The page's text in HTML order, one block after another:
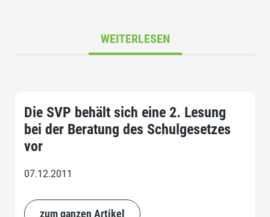
WEITERLESEN
Die SVP behält sich eine 2. Lesung
bei der Beratung des Schulgesetzes
vor
07.12.2011
zum ganzen Artikel